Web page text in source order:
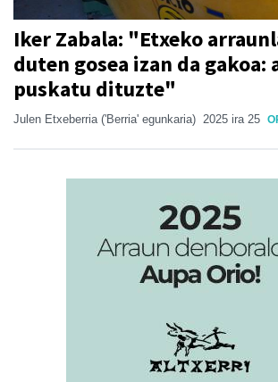
Iker Zabala: "Etxeko
duten gosea izan da gakoa:
puskatu dituzte"
Julen Etxeberria ('Berria' egunkaria) 2025 ira 25